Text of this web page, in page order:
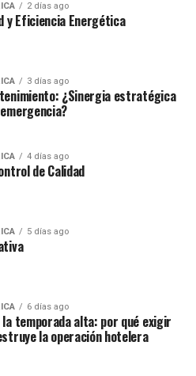
2 días ago
y Eficiencia Energética
3 días ago
¿Sinergia estratégica
4 días ago
de Calidad
5 días ago
6 días ago
temporada alta: por qué exigir
la operación hotelera